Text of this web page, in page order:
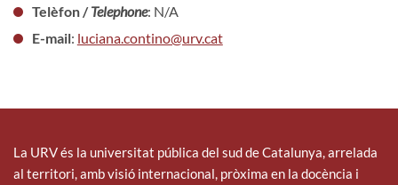
Telèfon /Telephone: N/A
E-mail: luciana.contino@urv.cat
La URV és la universitat pública del sud de Catalunya, arrelada
al territori, amb visió internacional, pròxima en la docència i